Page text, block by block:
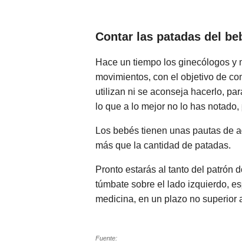
Contar las patadas del
Hace un tiempo los ginecólogos y
movimientos, con el objetivo de
utilizan ni se aconseja hacerlo,
lo que a lo mejor no lo has
Los bebés tienen unas pautas de
más que la cantidad de patadas.
Pronto estarás al tanto del patrón
túmbate sobre el lado izquierdo,
medicina, en un plazo no superior
Fuente: